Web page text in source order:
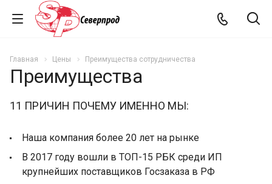
Главная Цены Преимущества сотрудничества
Преимущества
11 ПРИЧИН ПОЧЕМУ ИМЕННО МЫ:
Наша компания более 20 лет на рынке
В 2017 году вошли в ТОП-15 РБК среди ИП
крупнейших поставщиков Госзаказа в РФ